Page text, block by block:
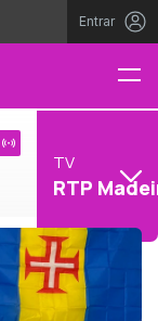
Entrar
TV
RTP